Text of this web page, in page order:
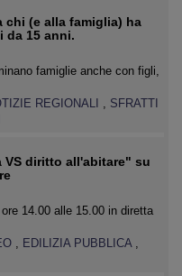
chi (e alla famiglia) ha
da 15 anni.
famiglie anche con figli,
REGIONALI , SFRATTI
VS diritto all'abitare" su
14.00 alle 15.00 in diretta
, EDILIZIA PUBBLICA ,